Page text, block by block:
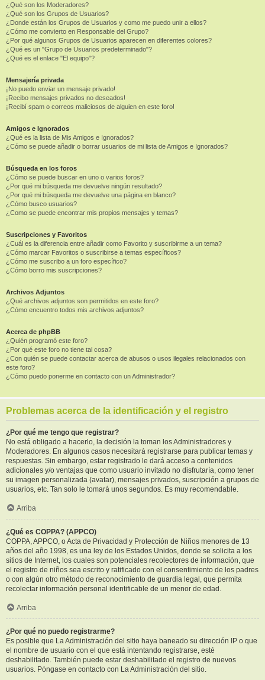
¿Qué son los Moderadores?
¿Qué son los Grupos de Usuarios?
¿Donde están los Grupos de Usuarios y como me puedo unir a ellos?
¿Cómo me convierto en Responsable del Grupo?
¿Por qué algunos Grupos de Usuarios aparecen en diferentes colores?
¿Qué es un "Grupo de Usuarios predeterminado"?
¿Qué es el enlace "El equipo"?
Mensajería privada
¡No puedo enviar un mensaje privado!
¡Recibo mensajes privados no deseados!
¡Recibí spam o correos maliciosos de alguien en este foro!
Amigos e Ignorados
¿Qué es la lista de Mis Amigos e Ignorados?
¿Cómo se puede añadir o borrar usuarios de mi lista de Amigos e Ignorados?
Búsqueda en los foros
¿Cómo se puede buscar en uno o varios foros?
¿Por qué mi búsqueda me devuelve ningún resultado?
¿Por qué mi búsqueda me devuelve una página en blanco?
¿Cómo busco usuarios?
¿Como se puede encontrar mis propios mensajes y temas?
Suscripciones y Favoritos
¿Cuál es la diferencia entre añadir como Favorito y suscribirme a un tema?
¿Cómo marcar Favoritos o suscribirse a temas específicos?
¿Cómo me suscribo a un foro específico?
¿Cómo borro mis suscripciones?
Archivos Adjuntos
¿Qué archivos adjuntos son permitidos en este foro?
¿Cómo encuentro todos mis archivos adjuntos?
Acerca de phpBB
¿Quién programó este foro?
¿Por qué este foro no tiene tal cosa?
¿Con quién se puede contactar acerca de abusos o usos ilegales relacionados con
este foro?
¿Cómo puedo ponerme en contacto con un Administrador?
Problemas acerca de la identificación y el registro
¿Por qué me tengo que registrar?
No está obligado a hacerlo, la decisión la toman los Administradores y
Moderadores. En algunos casos necesitará registrarse para publicar temas y
respuestas. Sin embargo, estar registrado le dará acceso a contenidos
adicionales y/o ventajas que como usuario invitado no disfrutaría, como tener
su imagen personalizada (avatar), mensajes privados, suscripción a grupos de
usuarios, etc. Tan solo le tomará unos segundos. Es muy recomendable.
Arriba
¿Qué es COPPA? (APPCO)
COPPA, APPCO, o Acta de Privacidad y Protección de Niños menores de 13
años del año 1998, es una ley de los Estados Unidos, donde se solicita a los
sitios de Internet, los cuales son potenciales recolectores de información, que
el registro de niños sea escrito y ratificado con el consentimiento de los padres
o con algún otro método de reconocimiento de guardia legal, que permita
recolectar información personal identificable de un menor de edad.
Arriba
¿Por qué no puedo registrarme?
Es posible que La Administración del sitio haya baneado su dirección IP o que
el nombre de usuario con el que está intentando registrarse, esté
deshabilitado. También puede estar deshabilitado el registro de nuevos
usuarios. Póngase en contacto con La Administración del sitio.